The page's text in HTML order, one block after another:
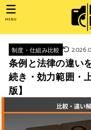
MENU
制度・仕組み比較
条例と法律の違い
続き・効力範囲・
版】